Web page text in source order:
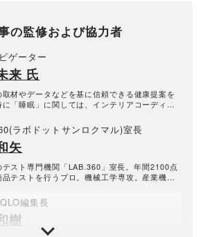
の監修および協力者
ゲーター
来 氏
材やデータなどを基に信頼できる健康提案を
「睡眠」に関しては、インテリアコーディネ
も生かしながら、快眠法から寝具などの快眠
広く情報発信。テレビ番組の出演多数。年間
点数100点以上。「頭がよくなる照明術」（P
など「灯りナビゲーター」としての著書も多
水産省水産政策審議会特別委員の顔もある。
ラボドットサンロクマル)室長
矢
テスト専門機関「LAB.360」室長。年間2100点
品テストを行うプロ。機械工学専攻。産業機械
間の試験機関で多くの商品テストに従事。テ
立案から試験デザイン、試験装置の製作、テ
で一貫した商品テストを手がける。日用雑貨
製品が専門。テスト方法の妥当性を担保しつ
編集長
樹